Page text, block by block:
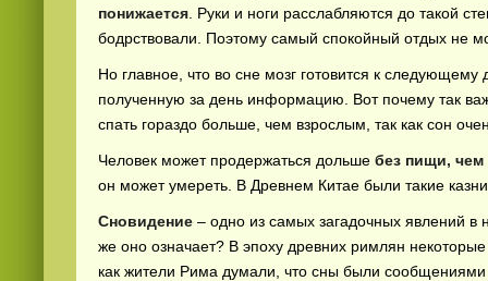
понижается . Руки и ноги расслабляются до такой
бодрствовали. Поэтому самый спокойный отдых не
Но главное, что во сне мозг готовится к
полученную за день информацию. Вот почему так
спать гораздо больше, чем взрослым, так как сон
Человек может продержаться дольше без пищи, чем
он может умереть. В Древнем Китае были такие
Сновидение – одно из самых загадочных явлений
же оно означает? В эпоху древних римлян
как жители Рима думали, что сны были